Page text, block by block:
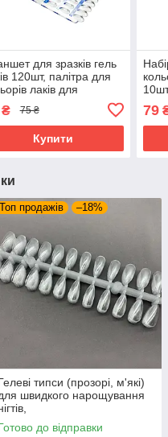
для зразків гель
120шт, палітра для
лаків для
75 ₴
Купити
79
Топ продажів –18%
типси (прозорі, м'які)
швидкого нарощування
до відправки